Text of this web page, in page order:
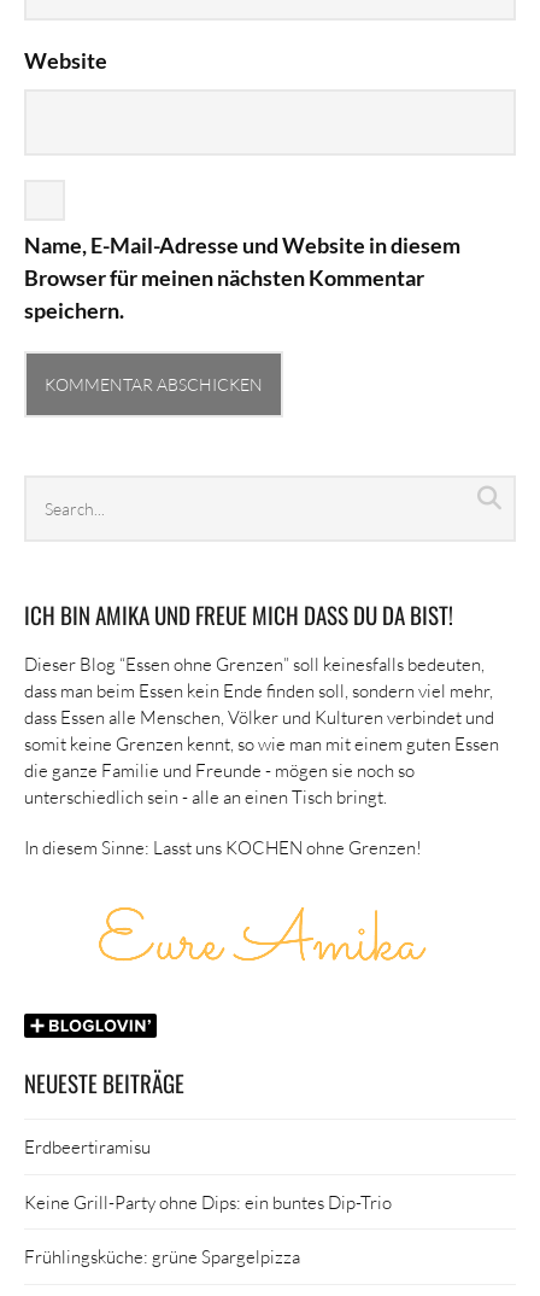
Website
Name, E-Mail-Adresse und Website in diesem
Browser für meinen nächsten Kommentar
speichern.
archives
ICH BIN AMIKA UND FREUE MICH DASS DU DA BIST!
Dieser Blog “Essen ohne Grenzen” soll keinesfalls bedeuten,
dass man beim Essen kein Ende finden soll, sondern viel mehr,
dass Essen alle Menschen, Völker und Kulturen verbindet und
somit keine Grenzen kennt, so wie man mit einem guten Essen
die ganze Familie und Freunde - mögen sie noch so
unterschiedlich sein - alle an einen Tisch bringt.
In diesem Sinne: Lasst uns KOCHEN ohne Grenzen!
NEUESTE BEITRÄGE
Erdbeertiramisu
Keine Grill-Party ohne Dips: ein buntes Dip-Trio
Frühlingsküche: grüne Spargelpizza